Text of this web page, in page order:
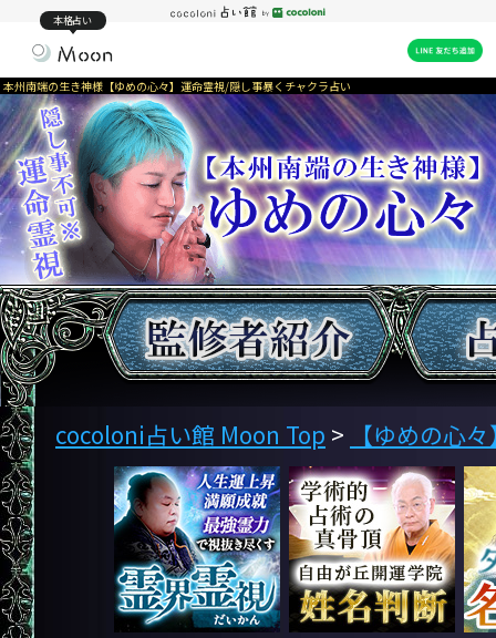
本格占い
本州南端の生き神様【ゆめの心々】運命霊視/隠し事暴くチャクラ占い
cocoloni占い館 Moon Top > 【ゆめの心